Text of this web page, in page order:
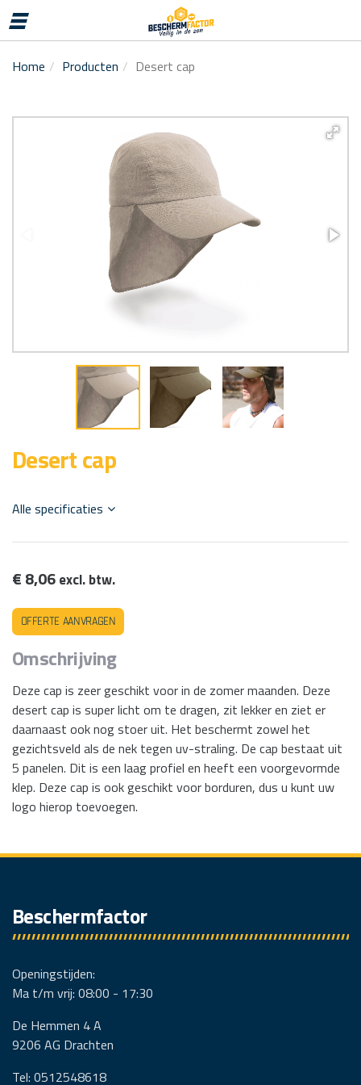
MENU
Home Producten Desert cap
Desert cap
Alle specificaties
€ 8,06excl. btw.
Offerte aanvragen
Omschrijving
Deze cap is zeer geschikt voor in de zomer maanden. Deze
desert cap is super licht om te dragen, zit lekker en ziet er
daarnaast ook nog stoer uit. Het beschermt zowel het
gezichtsveld als de nek tegen uv-straling. De cap bestaat uit
5 panelen. Dit is een laag profiel en heeft een voorgevormde
klep. Deze cap is ook geschikt voor borduren, dus u kunt uw
logo hierop toevoegen.
Beschermfactor
Openingstijden:
Ma t/m vrij: 08:00 - 17:30
De Hemmen 4 A
9206 AG Drachten
Tel: 0512548618